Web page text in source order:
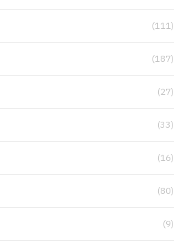
(111)
(187)
(27)
(33)
(16)
(80)
(9)